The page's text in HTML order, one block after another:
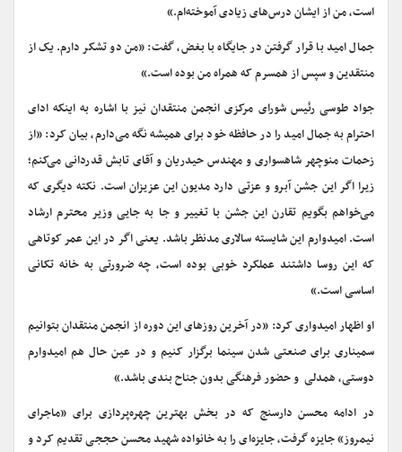
است، من از ایشان درس‌های زیادی آموخته‌ام.»
جمال امید با قرار گرفتن در جایگاه با بغض، گفت: «من دو تشکر دارم. یک از
منتقدین و سپس از همسرم که همراه من بوده است.»
جواد طوسی رئیس شورای مرکزی انجمن منتقدان نیز با اشاره به اینکه ادای
احترام به جمال امید را در حافظه خود برای همیشه نگه می‌دارم، بیان کرد: «از
زحمات منوچهر شاهسواری و مهندس حیدریان و آقای تابش قدردانی می‌کنم؛
زیرا اگر این جشن آبرو و عزتی دارد مدیون این عزیزان است. نکته دیگری که
می‌خواهم بگویم تقارن این جشن با تغییر و جا به جایی وزیر محترم ارشاد
است. امیدوارم این شایسته سالاری مدنظر باشد. یعنی اگر در این عمر کوتاهی
که این روسا داشتند عملکرد خوبی بوده است، چه ضرورتی به خانه تکانی
اساسی است.»
او اظهار امیدواری کرد: «در آخرین روزهای این دوره از انجمن منتقدان بتوانیم
سمیناری برای صنعتی شدن سینما برگزار کنیم و در عین حال هم امیدوارم
دوستی، همدلی و حضور فرهنگی بدون جناح بندی باشد.»
در ادامه محسن دارسنج که در بخش بهترین چهره‌پردازی برای «ماجرای
نیمروز» جایزه گرفت، جایزه‌ای را به خانواده شهید محسن حججی تقدیم کرد و